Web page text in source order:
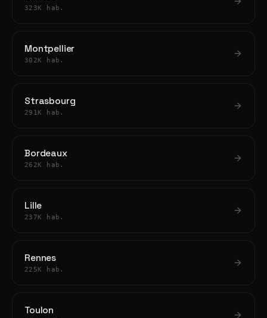
323K hab.
Montpellier
302K hab.
Strasbourg
291K hab.
Bordeaux
262K hab.
Lille
237K hab.
Rennes
225K hab.
Toulon